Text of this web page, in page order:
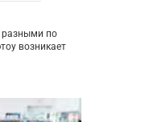
по
возникает